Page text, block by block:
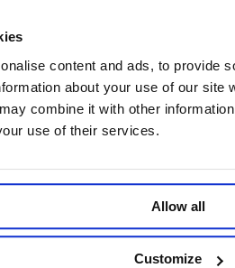
content and ads, to provide
about your use of our site
combine it with other
use of their services.
Allow all
Customize
Protection des
Clause de non-responsabilité
crée aucun droit de propriété
d'une publication en tant qu'état de
relève de l'autorité ou de la